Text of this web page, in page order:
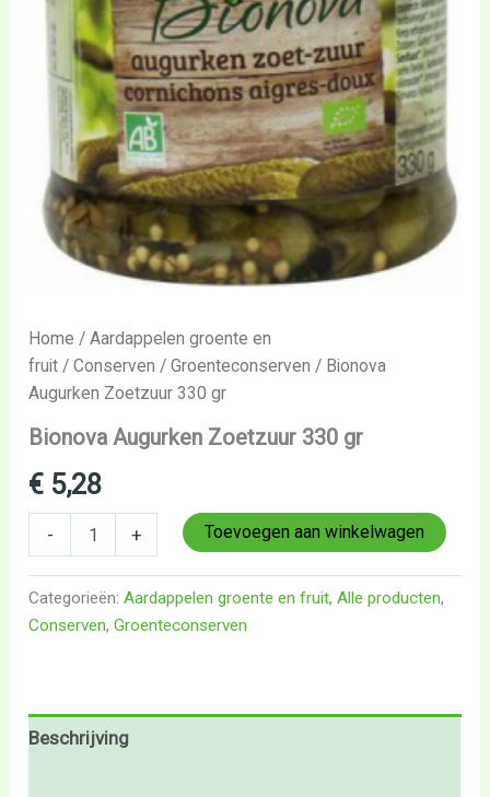
Home /Aardappelen groente en
fruit /Conserven /Groenteconserven / Bionova
Augurken Zoetzuur 330 gr
Bionova Augurken Zoetzuur 330 gr
€ 5,28
- + Toevoegen aan winkelwagen
Categorieën:Aardappelen groente en fruit,Alle producten,
Conserven,Groenteconserven
Beschrijving